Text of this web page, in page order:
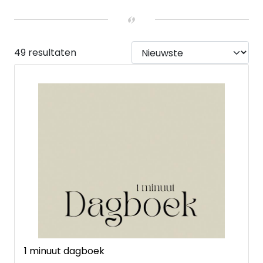
Afscheidsgeschenken
Young Adult
Hardback (38)
49 resultaten
1 minuut dagboek